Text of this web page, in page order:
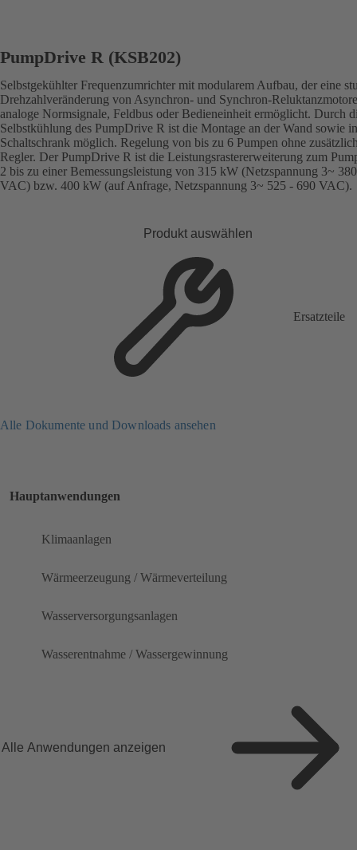
PumpDrive R (KSB202)
Selbstgekühlter Frequenzumrichter mit modularem Aufbau, der eine
Drehzahlveränderung von Asynchron- und Synchron-
analoge Normsignale, Feldbus oder Bedieneinheit ermöglicht. Durch
Selbstkühlung des PumpDrive R ist die Montage an der Wand sowie
Schaltschrank möglich. Regelung von bis zu 6 Pumpen ohne
Regler. Der PumpDrive R ist die Leistungsrastererweiterung zum
2 bis zu einer Bemessungsleistung von 315 kW (Netzspannung 3~
VAC) bzw. 400 kW (auf Anfrage, Netzspannung 3~ 525 - 690 VAC).
Produkt auswählen
Ersatzteile
Alle Dokumente und Downloads ansehen
Hauptanwendungen
Klimaanlagen
Wärmeerzeugung / Wärmeverteilung
Wasserversorgungsanlagen
Wasserentnahme / Wassergewinnung
Alle Anwendungen anzeigen